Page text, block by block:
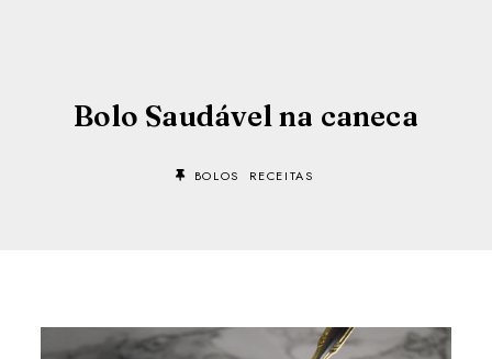
Bolo Saudável na caneca
BOLOS RECEITAS